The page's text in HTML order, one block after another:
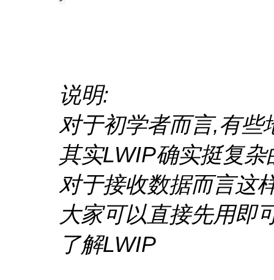
说明:
对于初学者而言,有些
其实LWIP确实挺复
对于接收数据而言这
大家可以直接先用即
了解LWIP